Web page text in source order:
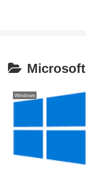
Microsoft
Windows